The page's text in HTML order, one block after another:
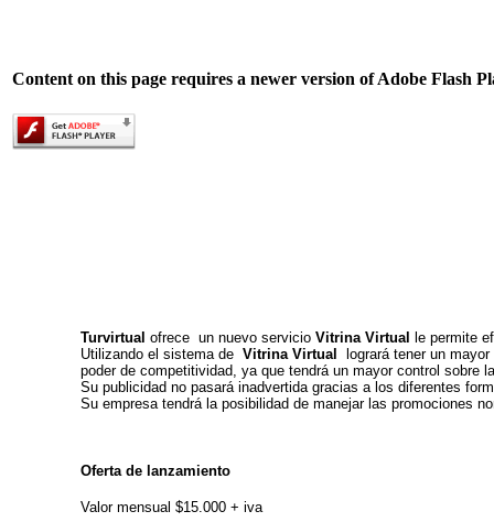
Content on this page requires a newer version of Adobe Flash
Turvirtual ofrece un nuevo servicio Vitrina Virtual
le permite
Utilizando el sistema de Vitrina Virtual
logrará tener un
poder de competitividad, ya que tendrá un mayor control
Su publicidad no pasará inadvertida gracias a los diferentes
Su empresa tendrá la posibilidad de manejar las promociones
Oferta de lanzamiento
Valor mensual $15.000 + iva